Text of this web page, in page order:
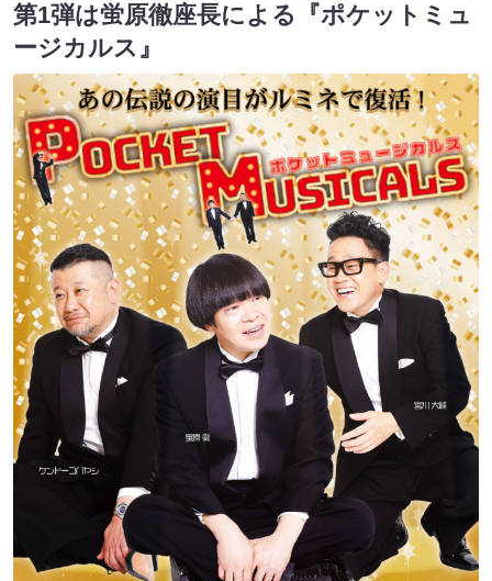
第1弾は蛍原徹座長による『ポケットミュ
ージカルス』